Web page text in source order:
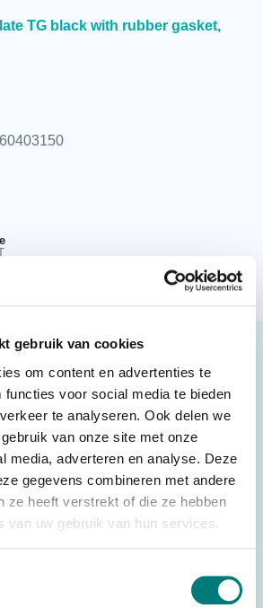
gebruik van cookies
om content en advertenties te
functies voor social media te bieden
te analyseren. Ook delen we
van onze site met onze
media, adverteren en analyse. Deze
gegevens combineren met andere
ze heeft verstrekt of die ze hebben
van uw gebruik van hun services.
TG black with rubber gasket,
TG black with rubber gasket,